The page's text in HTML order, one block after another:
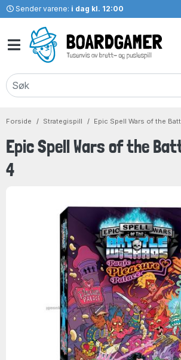
Sender varene: i dag kl. 12:00
Forside Strategispill Epic Spell Wars of the
Epic Spell Wars of the
4